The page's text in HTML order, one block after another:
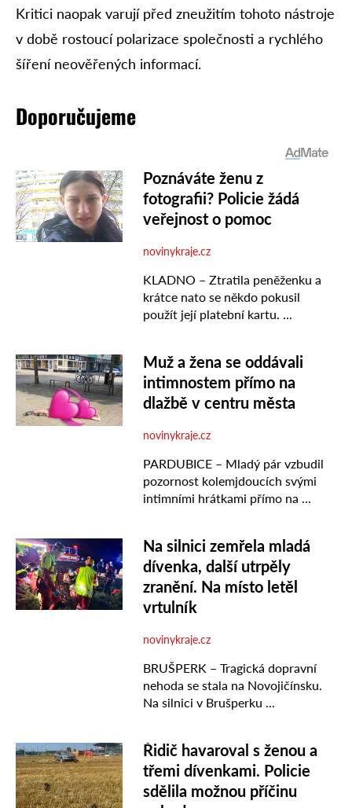
Kritici naopak varují před zneužitím tohoto nástroje
v době rostoucí polarizace společnosti a rychlého
šíření neověřených informací.
Doporučujeme